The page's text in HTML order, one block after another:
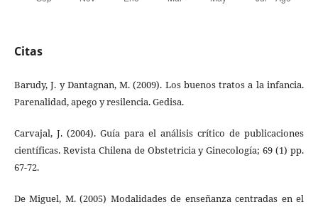
Citas
Barudy, J. y Dantagnan, M. (2009). Los buenos tratos a la infancia.
Parenalidad, apego y resilencia. Gedisa.
Carvajal, J. (2004). Guía para el análisis crítico de publicaciones
científicas. Revista Chilena de Obstetricia y Ginecología; 69 (1) pp.
67-72.
De Miguel, M. (2005) Modalidades de enseñanza centradas en el